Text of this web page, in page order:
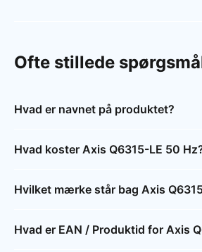
Ofte stillede
Hvad er navnet på produktet?
Hvad koster Axis Q6315-LE 50
Hvilket mærke står bag Axis
Hvad er EAN / Produktid for Axis